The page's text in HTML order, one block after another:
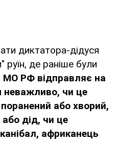
диктатора-дідуся
де раніше були
МО РФ відправляє на
неважливо, чи це
або хворий,
або дід, чи це
канібал, африканець